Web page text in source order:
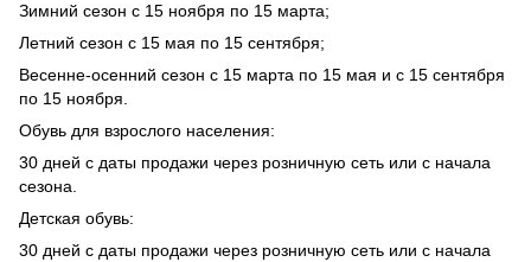
Зимний сезон с 15 ноября по 15 марта;
Летний сезон с 15 мая по 15 сентября;
Весенне-осенний сезон с 15 марта по 15 мая и с 15 сентября
по 15 ноября.
Обувь для взрослого населения:
30 дней с даты продажи через розничную сеть или с начала
сезона.
Детская обувь:
30 дней с даты продажи через розничную сеть или с начала